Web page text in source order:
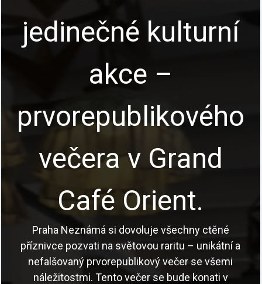
jedinečné kulturní
akce –
prvorepublikového
večera v Grand
Café Orient.
Praha Neznámá si dovoluje všechny ctěné
příznivce pozvati na světovou raritu – unikátní a
nefalšovaný prvorepublikový večer se všemi
náležitostmi. Tento večer se bude konati v